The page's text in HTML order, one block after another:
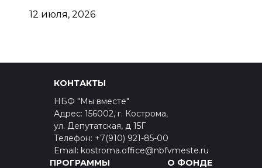
12 июля, 2026
КОНТАКТЫ
НБФ "Мы вместе"
Адрес: 156002, г. Кострома,
ул. Депутатская, д 15Г
Телефон: +7(910) 921-85-00
Email: kostroma.office@nbfvmeste.ru
ПРОГРАММЫ
О ФОНДЕ